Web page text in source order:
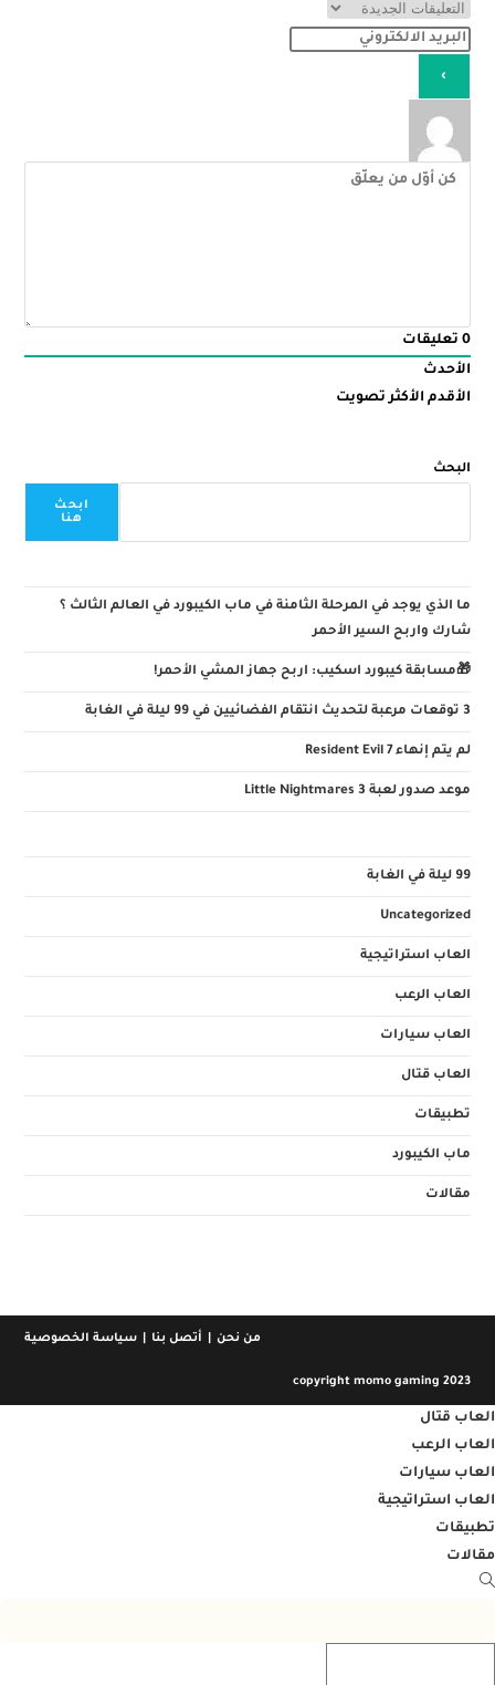
0 تعليقات
الأحدث
الأقدم الأكثر تصويت
البحث
ابحث
هنا
ما الذي يوجد في المرحلة الثامنة في ماب الكيبورد في العالم الثالث ؟
شارك واربح السير الأحمر
🎁مسابقة كيبورد اسكيب: اربح جهاز المشي الأحمر!
3 توقعات مرعبة لتحديث انتقام الفضائيين في 99 ليلة في الغابة
لم يتم إنهاء Resident Evil 7
موعد صدور لعبة Little Nightmares 3
99 ليلة في الغابة
Uncategorized
العاب استراتيجية
العاب الرعب
العاب سيارات
العاب قتال
تطبيقات
ماب الكيبورد
مقالات
من نحن أتصل بنا سياسة الخصوصية
copyright momo gaming 2023
العاب قتال
العاب الرعب
العاب سيارات
العاب استراتيجية
تطبيقات
مقالات
Toggle